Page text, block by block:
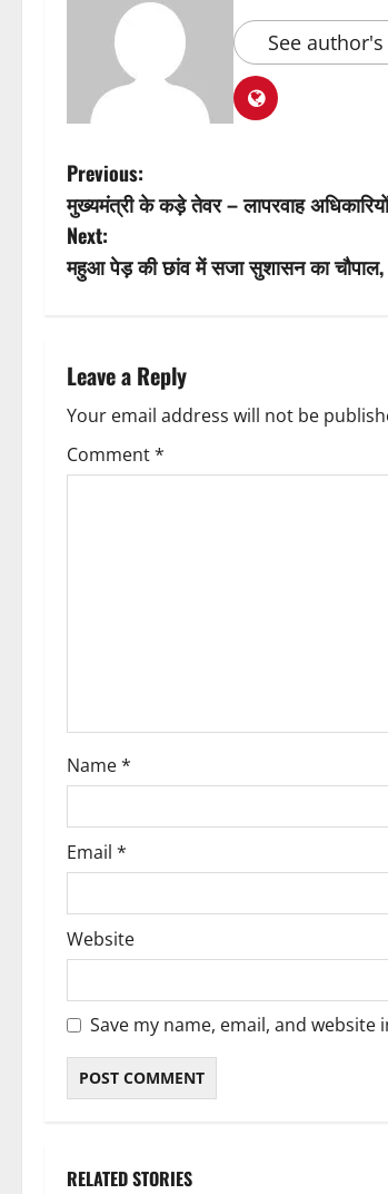
See
P
o
s
n
a
v
o
n
Previous:
मुख्यमंत्री के कड़े तेवर – लापरवाह
Next:
महुआ पेड़ की छांव में सजा सुशासन का चौपाल,
Leave a Reply
Your email address will not be
Comment*
Name*
Email *
Website
Save my name, email, and
RELATED STORIES